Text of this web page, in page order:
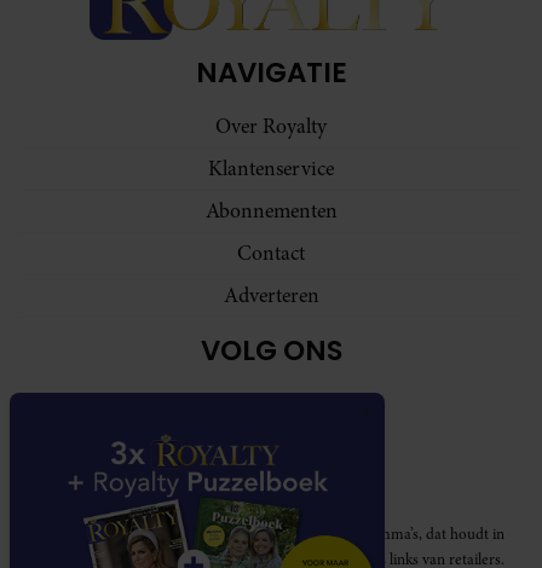
NAVIGATIE
Over Royalty
Klantenservice
Abonnementen
Contact
Adverteren
VOLG ONS
Royalty participeert in diverse affiliate marketing programma’s, dat houdt in
dat Royalty commissies ontvangt voor aankopen middels links van retailers.